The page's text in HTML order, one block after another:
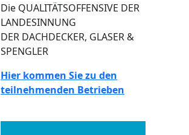
Die QUALITÄTSOFFENSIVE DER
LANDESINNUNG
DER DACHDECKER, GLASER &
SPENGLER
Hier kommen Sie zu den
teilnehmenden Betrieben